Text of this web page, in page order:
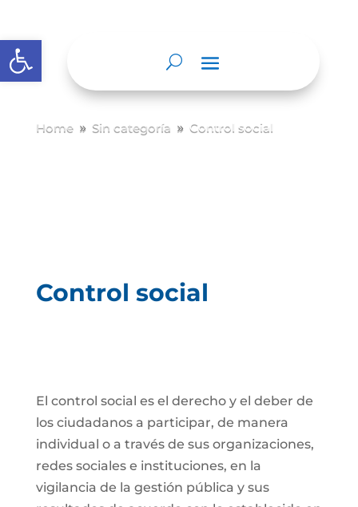
Abrir barra de herramientas
Home 9 Sin categoría 9 Control social
Control social
El control social es el derecho y el deber de
los ciudadanos a participar, de manera
individual o a través de sus organizaciones,
redes sociales e instituciones, en la
vigilancia de la gestión pública y sus